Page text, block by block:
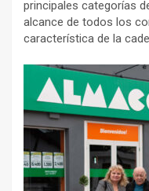
principales categorías
alcance de todos los
característica de la